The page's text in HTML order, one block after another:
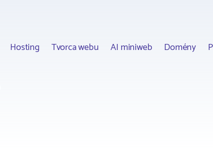
Hosting Tvorca webu AI miniweb Domény